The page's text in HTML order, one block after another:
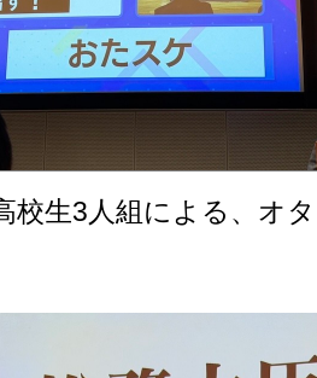
校生3人組による、オ